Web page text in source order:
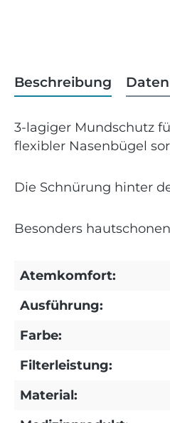
Beschreibung
3-lagiger Mundschutz
flexibler Nasenbügel
Die Schnürung hinter
Besonders
Atemkomfort:
Ausführung:
Farbe:
Filterleistung:
Material: